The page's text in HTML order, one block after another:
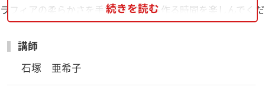
ラフィアの柔らかさを手で感じながら作る時間を楽しんでくだ
さい。
※こちらの講座は10月以降も開催される講座となっておりま
すので、今回ご受講された方は優先予約の対象となります。ぜ
続きを読む
講師
石塚　亜希子